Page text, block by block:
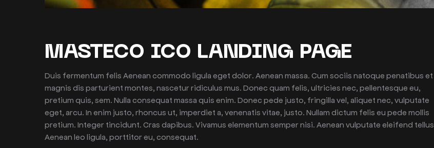
MASTECO ICO LANDING PAGE
Duis fermentum felis Aenean commodo ligula eget dolor. Aenean massa. Cum sociis natoque penatibus et
magnis dis parturient montes, nascetur ridiculus mus. Donec quam felis, ultricies nec, pellentesque eu,
pretium quis, sem. Nulla consequat massa quis enim. Donec pede justo, fringilla vel, aliquet nec, vulputate
eget, arcu. In enim justo, rhoncus ut, imperdiet a, venenatis vitae, justo. Nullam dictum felis eu pede mollis
pretium. Integer tincidunt. Cras dapibus. Vivamus elementum semper nisi. Aenean vulputate eleifend tellus.
Aenean leo ligula, porttitor eu, consequat.